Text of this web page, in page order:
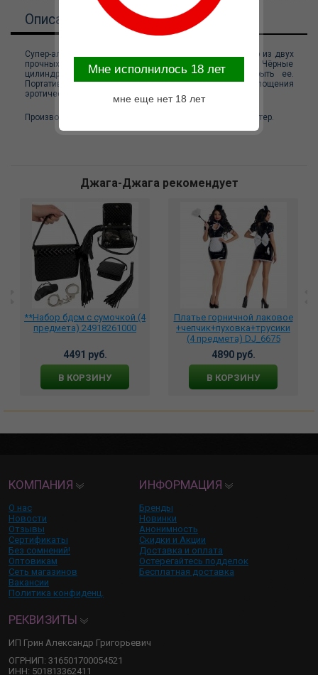
Описание
Супер-альтернатива большим качелям для секса! Набор из двух
прочных широких строп. На каждой из них 2 петли. Чёрные
цилиндрики надо перебросить через дверь и закрыть ее.
Портативные качели - готовы! Качели для воплощения
эротических фантазий!
Производитель: PipeDream, США. Материал: 100% полиэстер.
Джага-Джага рекомендует
**Набор бдсм с сумочкой (4
предмета) 24918261000
4491 руб.
В КОРЗИНУ
Платье горничной лаковое
+чепчик+пуховка+трусики
(4 предмета) DJ_6675
4890 руб.
В КОРЗИНУ
КОМПАНИЯ
О нас
Новости
Отзывы
Сертификаты
Без сомнений!
Оптовикам
Сеть магазинов
Вакансии
Политика конфиденц.
ИНФОРМАЦИЯ
Бренды
Новинки
Анонимность
Скидки и Акции
Доставка и оплата
Остерегайтесь подделок
Бесплатная доставка
РЕКВИЗИТЫ
ИП Грин Александр Григорьевич
ОГРНИП: 316501700054521
ИНН: 501813362411
Mне исполнилось 18 лет
мне еще нет 18 лет